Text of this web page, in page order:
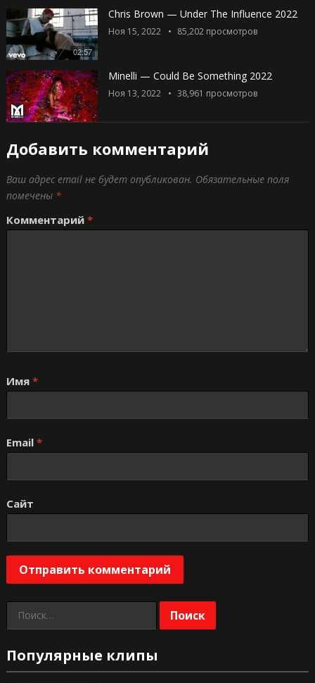
02:57
Chris Brown — Under The Influence 2022
Ноя 15, 2022 85,202просмотров
Minelli — Could Be Something 2022
Ноя 13, 2022 38,961 просмотров
Добавить комментарий
Ваш адрес email не будет опубликован. Обязательные поля
помечены *
Комментарий *
Имя *
Email *
Сайт
Найти:
Популярные клипы